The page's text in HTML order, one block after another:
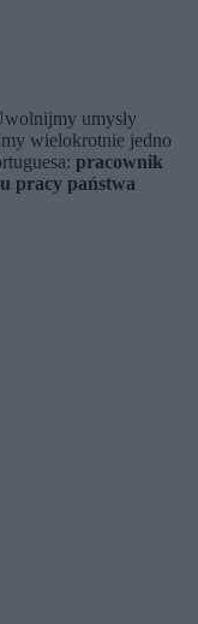
umysły
wielokrotnie jedno
pracownik
pracy państwa